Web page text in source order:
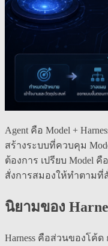
Agent คือ Model +
สร้างระบบที่ควบคุม
ต้องการ เปรียบ Model
สั่งการสมองให้ทำตามที่
นิยามของ
Harness คือส่วนของโค้